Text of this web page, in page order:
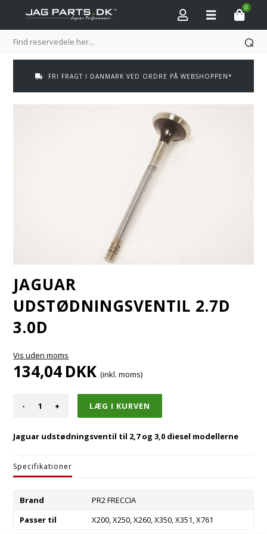
0
FRI FRAGT I DANMARK VED ORDRE PÅ WEBSHOPPEN*
JAGUAR
UDSTØDNINGSVENTIL 2.7D
3.0D
Vis uden moms
134,04DKK (inkl. moms)
- +
Jaguar udstødningsventil til 2,7 og 3,0 diesel modellerne
Specifikationer
Brand
PR2 FRECCIA
Passer til
X200, X250, X260, X350, X351, X761